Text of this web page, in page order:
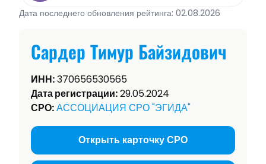
Дата последнего обновления рейтинга: 02.08.2026
Сардер Тимур Байзидович
ИНН:370656530565
Дата регистрации:29.05.2024
СРО:АССОЦИАЦИЯ СРО "ЭГИДА"
Открыть карточку СРО